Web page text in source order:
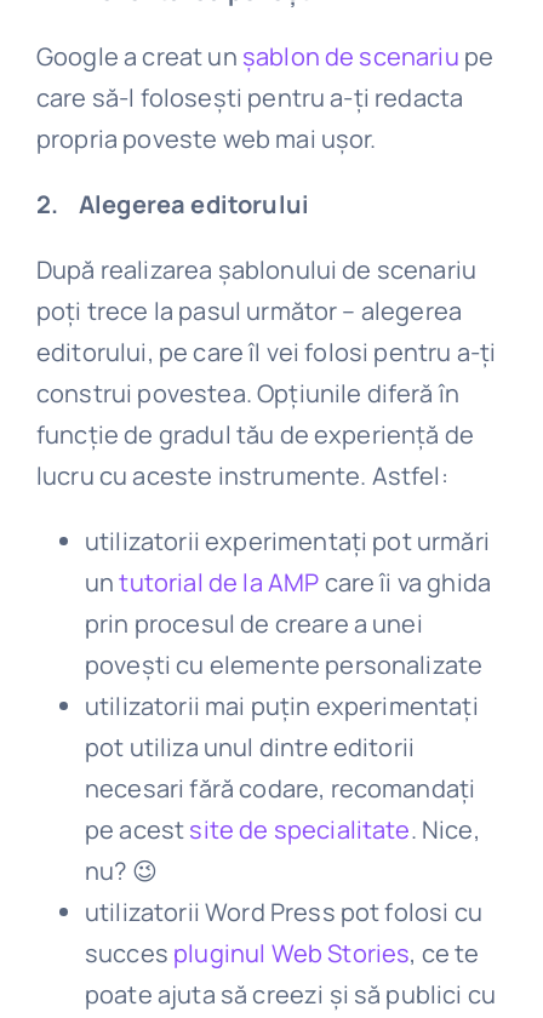
Google a creat un șablon de scenariu pe
care să-l folosești pentru a-ți redacta
propria poveste web mai ușor.
2. Alegerea editorului
După realizarea șablonului de scenariu
poți trece la pasul următor – alegerea
editorului, pe care îl vei folosi pentru a-ți
construi povestea. Opțiunile diferă în
funcție de gradul tău de experiență de
lucru cu aceste instrumente. Astfel:
utilizatorii experimentați pot urmări
untutorial de la AMPcare îi va ghida
prin procesul de creare a unei
povești cu elemente personalizate
utilizatorii mai puțin experimentați
pot utiliza unul dintre editorii
necesari fără codare, recomandați
pe acestsite de specialitate. Nice,
nu? 😉
utilizatorii Word Press pot folosi cu
succes pluginul Web Stories, ce te
poate ajuta să creezi și să publici cu